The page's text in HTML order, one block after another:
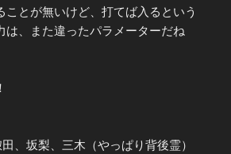
ことが無いけど、打てば入るという
は、また違ったパラメーターだね
、坂梨、三木（やっぱり背後霊）